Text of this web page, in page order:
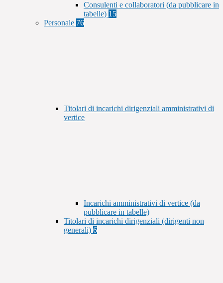
Consulenti e collaboratori (da pubblicare in
tabelle) 15
Personale 76
Titolari di incarichi dirigenziali amministrativi di
vertice
Incarichi amministrativi di vertice (da
pubblicare in tabelle)
Titolari di incarichi dirigenziali (dirigenti non
generali) 6